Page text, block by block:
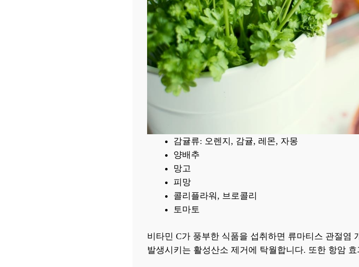
감귤류: 오렌지, 감귤, 레몬, 자몽
양배추
망고
피망
콜리플라워, 브로콜리
토마토
비타민 C가 풍부한 식품을 섭취하면 류마티스 관절염
발생시키는 활성산소 제거에 탁월합니다. 또한 항암